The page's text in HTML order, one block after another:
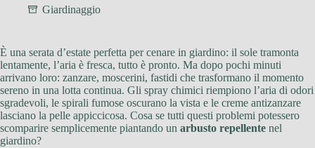
Giardinaggio
È una serata d’estate perfetta per cenare in giardino: il sole tramonta
lentamente, l’aria è fresca, tutto è pronto. Ma dopo pochi minuti
arrivano loro: zanzare, moscerini, fastidi che trasformano il momento
sereno in una lotta continua. Gli spray chimici riempiono l’aria di odori
sgradevoli, le spirali fumose oscurano la vista e le creme antizanzare
lasciano la pelle appiccicosa. Cosa se tutti questi problemi potessero
scomparire semplicemente piantando un arbusto repellente nel
giardino?